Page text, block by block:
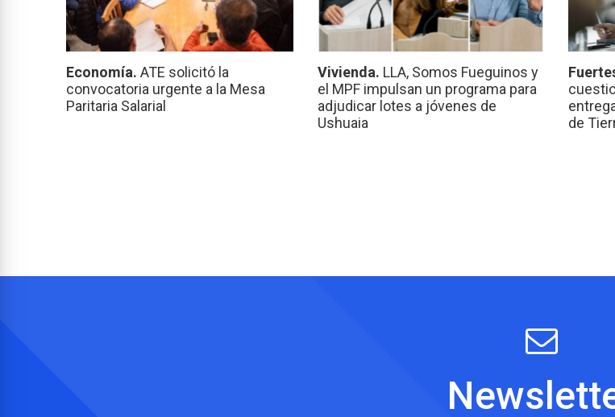
Economía. ATE solicitó la
convocatoria urgente a la Mesa
Paritaria Salarial
Vivienda. LLA, Somos Fueguinos y
el MPF impulsan un programa para
adjudicar lotes a jóvenes de
Ushuaia
de